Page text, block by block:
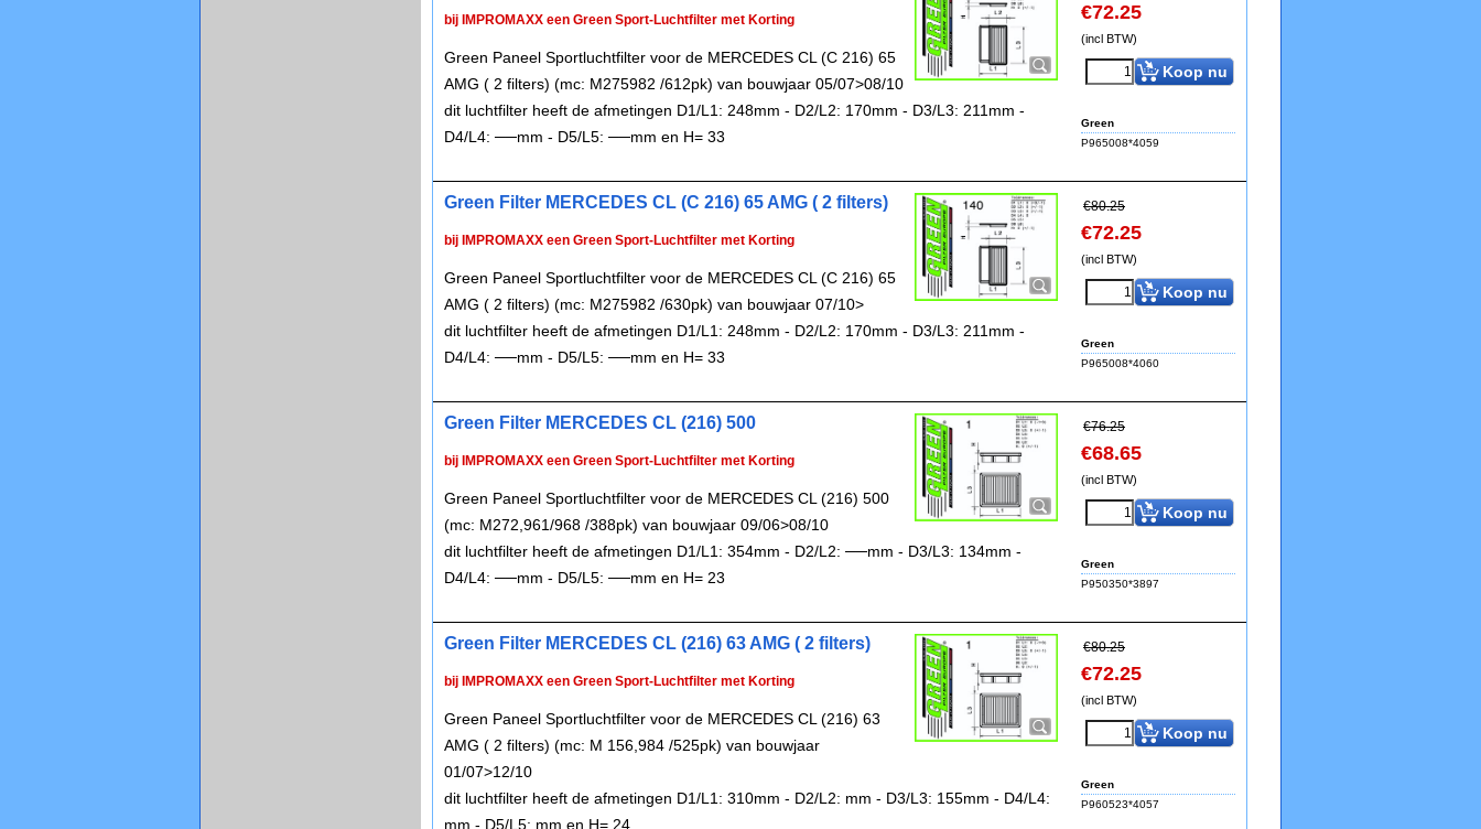
€72.25
(incl BTW)
Koop nu
Green
P965008*4059
bij IMPROMAXX een Green Sport-Luchtfilter met Korting
Green Paneel Sportluchtfilter voor de MERCEDES CL (C 216) 65
AMG ( 2 filters) (mc: M275982 /612pk) van bouwjaar 05/07>08/10
dit luchtfilter heeft de afmetingen D1/L1: 248mm - D2/L2: 170mm - D3/L3: 211mm -
D4/L4: ──mm - D5/L5: ──mm en H= 33
€80.25
€72.25
(incl BTW)
Koop nu
Green
P965008*4060
Green Filter MERCEDES CL (C 216) 65 AMG ( 2 filters)
bij IMPROMAXX een Green Sport-Luchtfilter met Korting
Green Paneel Sportluchtfilter voor de MERCEDES CL (C 216) 65
AMG ( 2 filters) (mc: M275982 /630pk) van bouwjaar 07/10>
dit luchtfilter heeft de afmetingen D1/L1: 248mm - D2/L2: 170mm - D3/L3: 211mm -
D4/L4: ──mm - D5/L5: ──mm en H= 33
€76.25
€68.65
(incl BTW)
Koop nu
Green
P950350*3897
Green Filter MERCEDES CL (216) 500
bij IMPROMAXX een Green Sport-Luchtfilter met Korting
Green Paneel Sportluchtfilter voor de MERCEDES CL (216) 500
(mc: M272,961/968 /388pk) van bouwjaar 09/06>08/10
dit luchtfilter heeft de afmetingen D1/L1: 354mm - D2/L2: ──mm - D3/L3: 134mm -
D4/L4: ──mm - D5/L5: ──mm en H= 23
€80.25
€72.25
(incl BTW)
Koop nu
Green
P960523*4057
Green Filter MERCEDES CL (216) 63 AMG ( 2 filters)
bij IMPROMAXX een Green Sport-Luchtfilter met Korting
Green Paneel Sportluchtfilter voor de MERCEDES CL (216) 63
AMG ( 2 filters) (mc: M 156,984 /525pk) van bouwjaar
01/07>12/10
dit luchtfilter heeft de afmetingen D1/L1: 310mm - D2/L2: mm - D3/L3: 155mm - D4/L4:
mm - D5/L5: mm en H= 24